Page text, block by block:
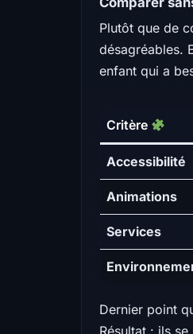
Plutôt que de
désagréables.
enfant qui a
Critère
Accessibilité
Animations
Services
Dernier point